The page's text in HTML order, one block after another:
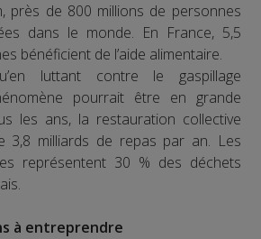
près de 800 millions de personnes
dans le monde. En France, 5,5
bénéficient de l’aide alimentaire.
luttant contre le gaspillage
pourrait être en grande
les ans, la restauration collective
3,8 milliards de repas par an. Les
représentent 30 % des déchets
à entreprendre